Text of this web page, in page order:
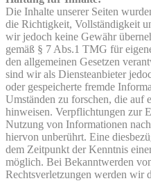
Die Inhalte unserer Seiten
die Richtigkeit, Vollständigkeit
wir jedoch keine Gewähr
gemäß § 7 Abs.1 TMG für
den allgemeinen Gesetzen
sind wir als Diensteanbieter
oder gespeicherte fremde
Umständen zu forschen, die auf
hinweisen. Verpflichtungen zur
Nutzung von Informationen
hiervon unberührt. Eine
dem Zeitpunkt der Kenntnis
möglich. Bei Bekanntwerden
Rechtsverletzungen werden wir